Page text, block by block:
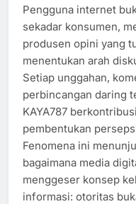
Pengguna internet
sekadar konsumen,
produsen opini yang
menentukan arah
Setiap unggahan,
perbincangan daring
KAYA787
pembentukan
Fenomena ini
bagaimana media
menggeser konsep
informasi: otoritas